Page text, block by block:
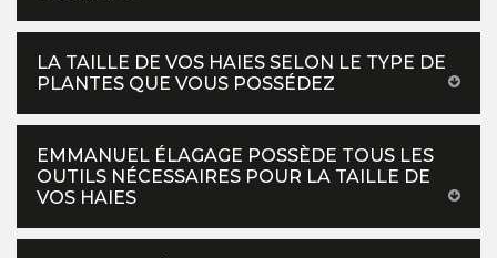
LA TAILLE DE VOS HAIES SELON LE TYPE DE
PLANTES QUE VOUS POSSÉDEZ
EMMANUEL ÉLAGAGE POSSÈDE TOUS LES
OUTILS NÉCESSAIRES POUR LA TAILLE DE
VOS HAIES